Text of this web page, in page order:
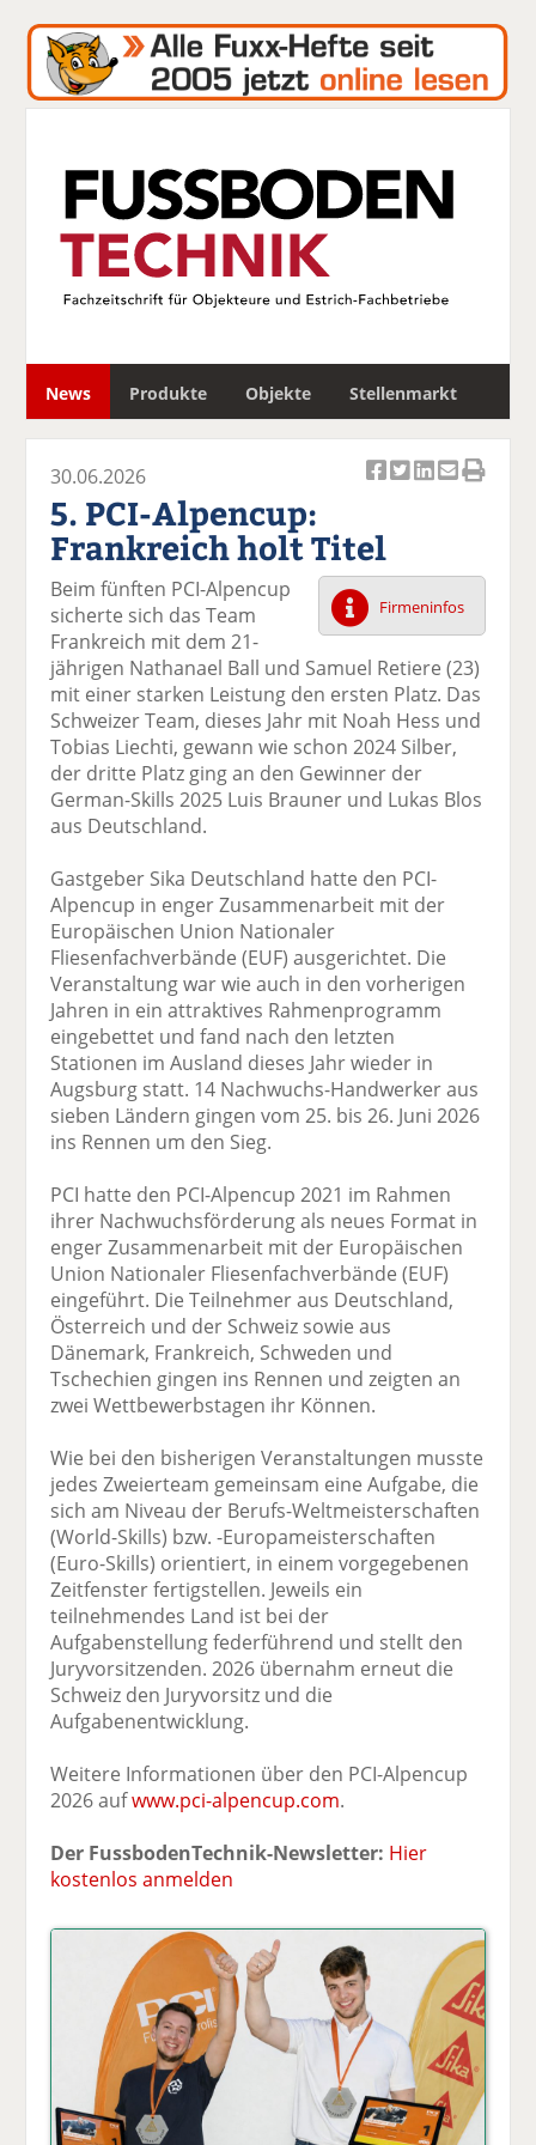
News Produkte Objekte Stellenmarkt
c
k
el
a
uf
F
ac
e
b
o
o
k
il
e
n
el
t
wi
tt
er
n
el
a
uf
n
k
e
di
n
te
e
n
el
p
er
E
m
ai
l
v
er
se
n
el
D
ru
ck
e
n
30.06.2026
5. PCI-Alpencup:
Frankreich holt Titel
Firmeninfos
Beim fünften PCI-Alpencup
sicherte sich das Team
Frankreich mit dem 21-
jährigen Nathanael Ball und Samuel Retiere (23)
mit einer starken Leistung den ersten Platz. Das
Schweizer Team, dieses Jahr mit Noah Hess und
Tobias Liechti, gewann wie schon 2024 Silber,
der dritte Platz ging an den Gewinner der
German-Skills 2025 Luis Brauner und Lukas Blos
aus Deutschland.
Gastgeber Sika Deutschland hatte den PCI-
Alpencup in enger Zusammenarbeit mit der
Europäischen Union Nationaler
Fliesenfachverbände (EUF) ausgerichtet. Die
Veranstaltung war wie auch in den vorherigen
Jahren in ein attraktives Rahmenprogramm
eingebettet und fand nach den letzten
Stationen im Ausland dieses Jahr wieder in
Augsburg statt. 14 Nachwuchs-Handwerker aus
sieben Ländern gingen vom 25. bis 26. Juni 2026
ins Rennen um den Sieg.
PCI hatte den PCI-Alpencup 2021 im Rahmen
ihrer Nachwuchsförderung als neues Format in
enger Zusammenarbeit mit der Europäischen
Union Nationaler Fliesenfachverbände (EUF)
eingeführt. Die Teilnehmer aus Deutschland,
Österreich und der Schweiz sowie aus
Dänemark, Frankreich, Schweden und
Tschechien gingen ins Rennen und zeigten an
zwei Wettbewerbstagen ihr Können.
Wie bei den bisherigen Veranstaltungen musste
jedes Zweierteam gemeinsam eine Aufgabe, die
sich am Niveau der Berufs-Weltmeisterschaften
(World-Skills) bzw. -Europameisterschaften
(Euro-Skills) orientiert, in einem vorgegebenen
Zeitfenster fertigstellen. Jeweils ein
teilnehmendes Land ist bei der
Aufgabenstellung federführend und stellt den
Juryvorsitzenden. 2026 übernahm erneut die
Schweiz den Juryvorsitz und die
Aufgabenentwicklung.
Weitere Informationen über den PCI-Alpencup
2026 aufwww.pci-alpencup.com.
Der FussbodenTechnik-Newsletter: Hier
kostenlos anmelden